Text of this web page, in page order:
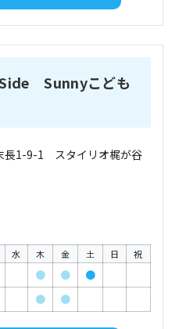
Sunnyこども
長1-9-1 スタイリオ梶が谷
水 木 金 土 日 祝
● ●
●
● ●